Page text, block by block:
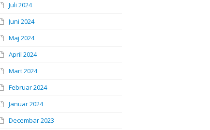
Juli 2024
Juni 2024
Maj 2024
April 2024
Mart 2024
Februar 2024
Januar 2024
Decembar 2023